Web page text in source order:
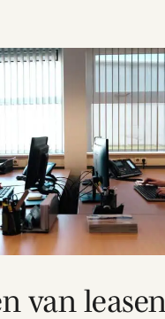
van leasen